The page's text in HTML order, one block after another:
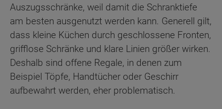
Auszugsschränke, weil damit die Schranktiefe
am besten ausgenutzt werden kann. Generell gilt,
dass kleine Küchen durch geschlossene Fronten,
grifflose Schränke und klare Linien größer wirken.
Deshalb sind offene Regale, in denen zum
Beispiel Töpfe, Handtücher oder Geschirr
aufbewahrt werden, eher problematisch.